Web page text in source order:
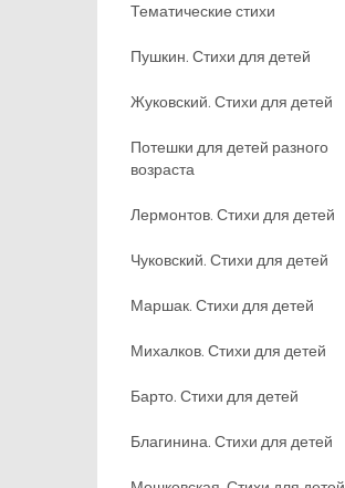
Тематические стихи
Пушкин. Стихи для детей
Жуковский. Стихи для детей
Потешки для детей разного
возраста
Лермонтов. Стихи для детей
Чуковский. Стихи для детей
Маршак. Стихи для детей
Михалков. Стихи для детей
Барто. Стихи для детей
Благинина. Стихи для детей